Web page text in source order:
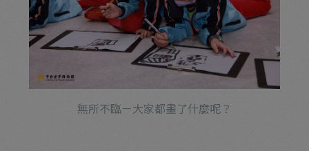
無所不臨－大家都畫了什麼呢？